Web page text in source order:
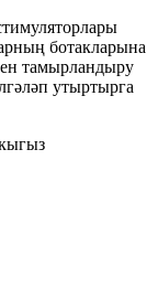
ботакларына
тамырландыру
утыртырга